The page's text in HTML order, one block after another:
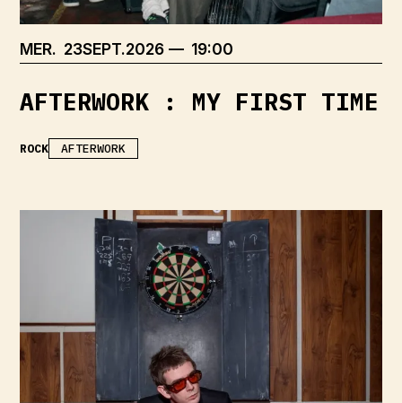
MERCREDI
MER. 23SEPTEMBRE
SEPT.2026 19:00
AFTERWORK : MY FIRST TIME
ROCK AFTERWORK